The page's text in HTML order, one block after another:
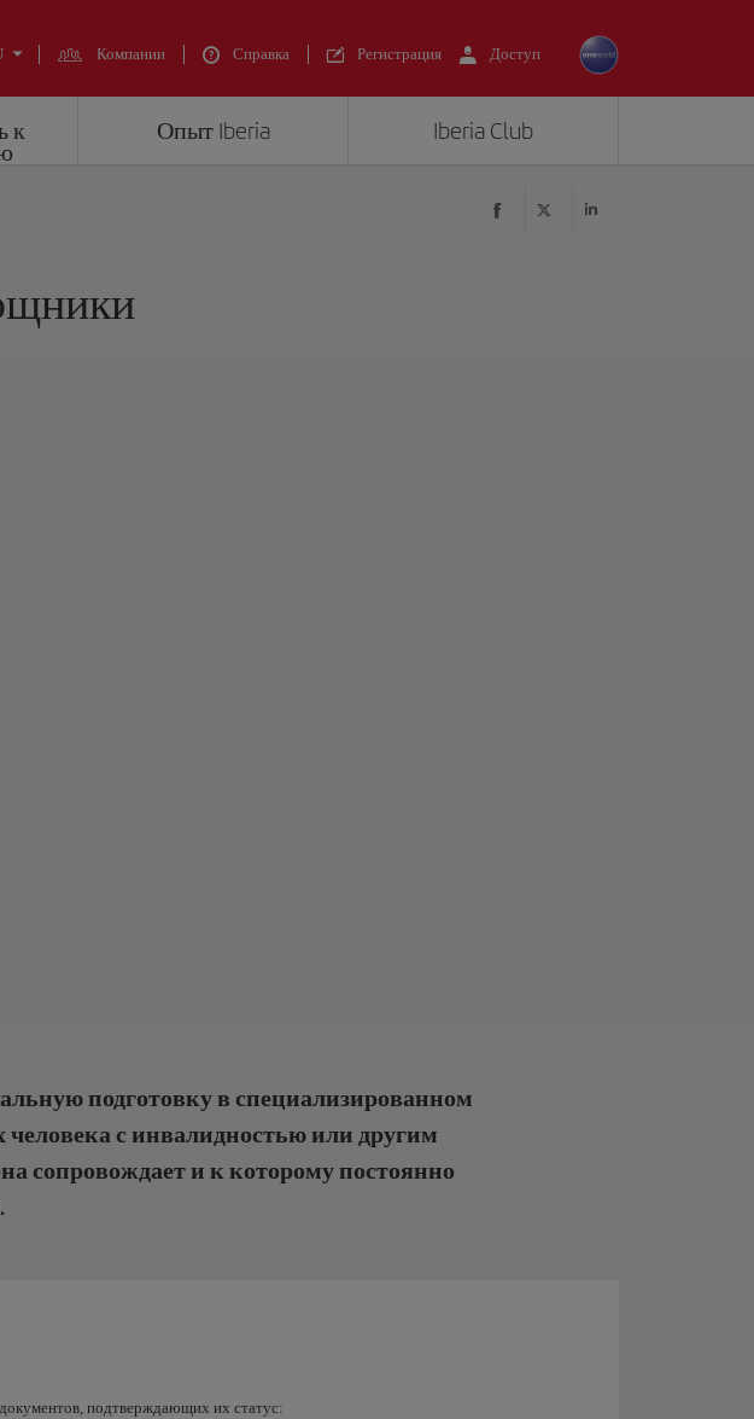
Компании Справка Регистрация Доступ
к Опыт Iberia Iberia Club
подготовку в специализированном
человека с инвалидностью или другим
сопровождает и к которому постоянно
подтверждающих их статус: